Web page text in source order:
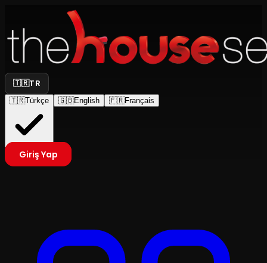
🇹🇷TR
🇹🇷Türkçe 🇬🇧English 🇫🇷Français
Giriş Yap